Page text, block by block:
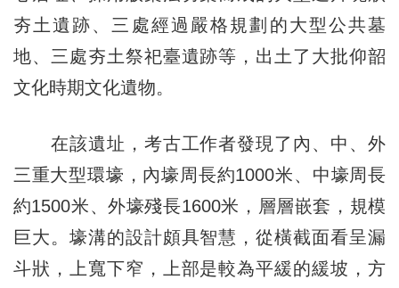
夯土遺跡、三處經過嚴格規劃的大型公共墓
地、三處夯土祭祀臺遺跡等，出土了大批仰韶
文化時期文化遺物。
在該遺址，考古工作者發現了內、中、外
三重大型環壕，內壕周長約1000米、中壕周長
約1500米、外壕殘長1600米，層層嵌套，規模
巨大。壕溝的設計頗具智慧，從橫截面看呈漏
斗狀，上寬下窄，上部是較為平緩的緩坡，方